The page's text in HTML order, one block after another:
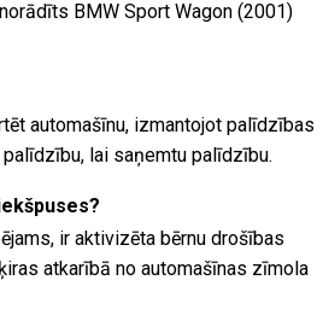
BMW Sport Wagon (2001)
automašīnu, izmantojot palīdzības
lai saņemtu palīdzību.
ir aktivizēta bērnu drošības
atkarībā no automašīnas zīmola